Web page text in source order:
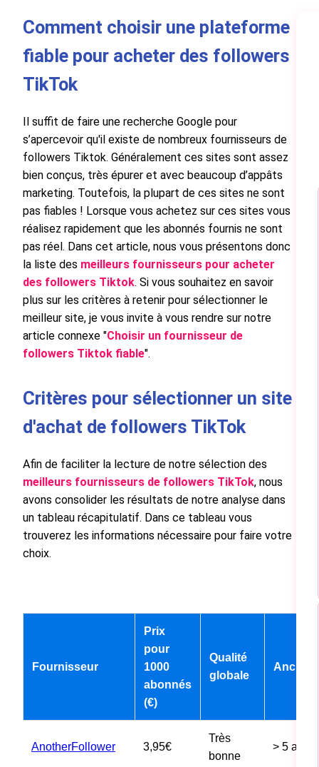
Comment choisir une plateforme
fiable pour acheter des followers
TikTok
Il suffit de faire une recherche Google pour
s’apercevoir qu'il existe de nombreux fournisseurs de
followers Tiktok. Généralement ces sites sont assez
bien conçus, très épurer et avec beaucoup d’appâts
marketing. Toutefois, la plupart de ces sites ne sont
pas fiables ! Lorsque vous achetez sur ces sites vous
réalisez rapidement que les abonnés fournis ne sont
pas réel. Dans cet article, nous vous présentons donc
la liste des meilleurs fournisseurs pour acheter
des followers Tiktok. Si vous souhaitez en savoir
plus sur les critères à retenir pour sélectionner le
meilleur site, je vous invite à vous rendre sur notre
article connexe "Choisir un fournisseur de
followers Tiktok fiable".
Critères pour sélectionner un site
d'achat de followers TikTok
Afin de faciliter la lecture de notre sélection des
meilleurs fournisseurs de followers TikTok, nous
avons consolider les résultats de notre analyse dans
un tableau récapitulatif. Dans ce tableau vous
trouverez les informations nécessaire pour faire votre
choix.
Fournisseur
Prix
pour
1000
abonnés
(€)
Qualité
globale
AnotherFollower 3,95€
Très
bonne
> 5 ans